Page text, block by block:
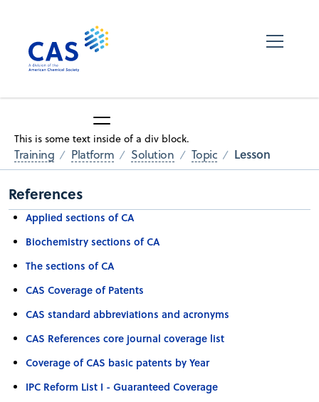
This is some text inside of a div block.
Training Platform Solution Topic Lesson
References
Applied sections of CA
Biochemistry sections of CA
The sections of CA
CAS Coverage of Patents
CAS standard abbreviations and acronyms
CAS References core journal coverage list
Coverage of CAS basic patents by Year
IPC Reform List I - Guaranteed Coverage